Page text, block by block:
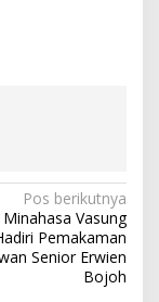
Pos berikutnya
Vasung
Pemakaman
Senior Erwien
Bojoh